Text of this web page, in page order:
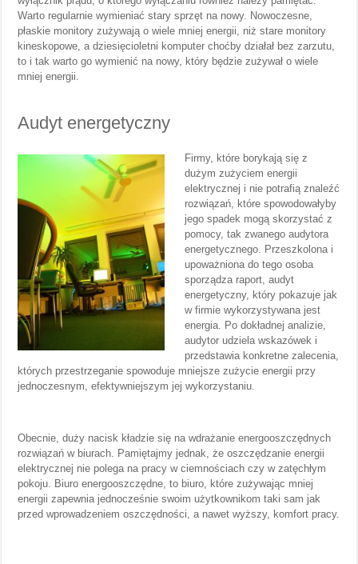
Warto regularnie wymieniać stary sprzęt na nowy. Nowoczesne,
płaskie monitory zużywają o wiele mniej energii, niż stare monitory
kineskopowe, a dziesięcioletni komputer choćby działał bez zarzutu,
to i tak warto go wymienić na nowy, który będzie zużywał o wiele
mniej energii.
Audyt energetyczny
Firmy, które borykają się z
dużym zużyciem energii
elektrycznej i nie potrafią znaleźć
rozwiązań, które spowodowałyby
jego spadek mogą skorzystać z
pomocy, tak zwanego audytora
energetycznego. Przeszkolona i
upoważniona do tego osoba
sporządza raport, audyt
energetyczny, który pokazuje jak
w firmie wykorzystywana jest
energia. Po dokładnej analizie,
audytor udziela wskazówek i
przedstawia konkretne zalecenia,
których przestrzeganie spowoduje mniejsze zużycie energii przy
jednoczesnym, efektywniejszym jej wykorzystaniu.
Obecnie, duży nacisk kładzie się na wdrażanie energooszczędnych
rozwiązań w biurach. Pamiętajmy jednak, że oszczędzanie energii
elektrycznej nie polega na pracy w ciemnościach czy w zatęchłym
pokoju. Biuro energooszczędne, to biuro, które zużywając mniej
energii zapewnia jednocześnie swoim użytkownikom taki sam jak
przed wprowadzeniem oszczędności, a nawet wyższy, komfort pracy.